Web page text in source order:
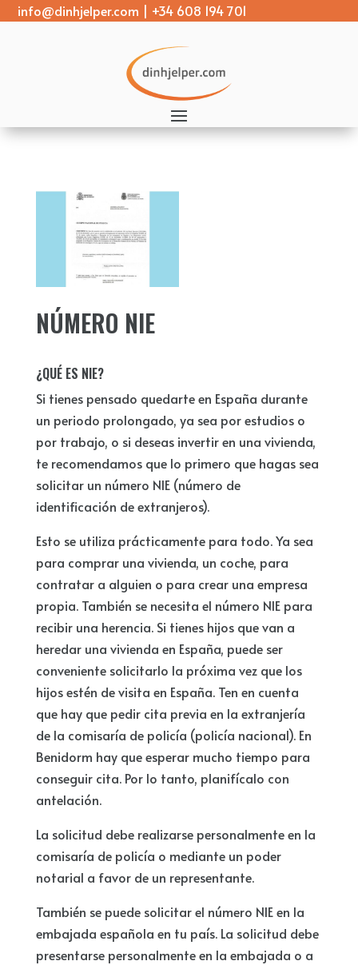
info@dinhjelper.com | +34 608 194 701
NÚMERO NIE
¿QUÉ ES NIE?
Si tienes pensado quedarte en España durante
un periodo prolongado, ya sea por estudios o
por trabajo, o si deseas invertir en una vivienda,
te recomendamos que lo primero que hagas sea
solicitar un número NIE (número de
identificación de extranjeros).
Esto se utiliza prácticamente para todo. Ya sea
para comprar una vivienda, un coche, para
contratar a alguien o para crear una empresa
propia. También se necesita el número NIE para
recibir una herencia. Si tienes hijos que van a
heredar una vivienda en España, puede ser
conveniente solicitarlo la próxima vez que los
hijos estén de visita en España. Ten en cuenta
que hay que pedir cita previa en la extranjería
de la comisaría de policía (policía nacional). En
Benidorm hay que esperar mucho tiempo para
conseguir cita. Por lo tanto, planifícalo con
antelación.
La solicitud debe realizarse personalmente en la
comisaría de policía o mediante un poder
notarial a favor de un representante.
También se puede solicitar el número NIE en la
embajada española en tu país. La solicitud debe
presentarse personalmente en la embajada o a